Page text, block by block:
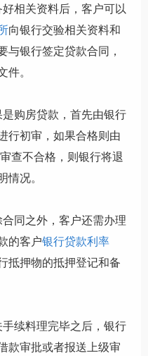
相关资料后，客户可以
向银行交验相关资料和
与银行签定贷款合同，
件。
购房贷款，首先由银行
行初审，如果合格则由
查不合格，则银行将退
情况。
同之外，客户还需办理
的客户银行贷款利率
抵押物的抵押登记和备
续料理完毕之后，银行
款审批或者报送上级审